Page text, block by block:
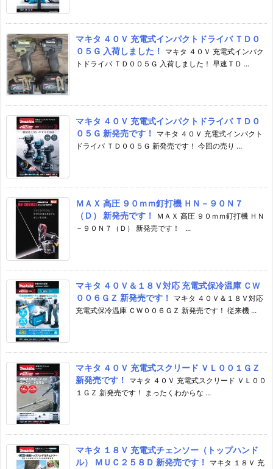
マキタ ４０Ｖ 充電式インパクトドライバ ＴＤ０
０５Ｇ 入荷しました！
マキタ ４０Ｖ 充電式インパク
トドライバ ＴＤ００５Ｇ 入荷しました！ 早速ＴＤ ...
マキタ ４０Ｖ 充電式インパクトドライバ ＴＤ０
０５Ｇ 新発売です！
マキタ ４０Ｖ 充電式インパクト
ドライバ ＴＤ００５Ｇ 新発売です！ 今回の売り ...
ＭＡＸ 高圧 ９０ｍｍ釘打機 ＨＮ－９０Ｎ７
（Ｄ） 新発売です！
ＭＡＸ 高圧 ９０ｍｍ釘打機 ＨＮ
－９０Ｎ７（Ｄ） 新発売です！ ...
マキタ ４０Ｖ＆１８Ｖ対応 充電式保冷温庫 ＣＷ
００６ＧＺ 新発売です！
マキタ ４０Ｖ＆１８Ｖ対応
充電式保冷温庫 ＣＷ００６ＧＺ 新発売です！ 従来機 ...
マキタ ４０Ｖ 充電式スクリード ＶＬ００１ＧＺ
新発売です！
マキタ ４０Ｖ 充電式スクリード ＶＬ００
１ＧＺ 新発売です！ まったくわからな ...
マキタ １８Ｖ 充電式チェンソー（トップハンド
ル） ＭＵＣ２５８Ｄ 新発売です！
マキタ １８Ｖ 充